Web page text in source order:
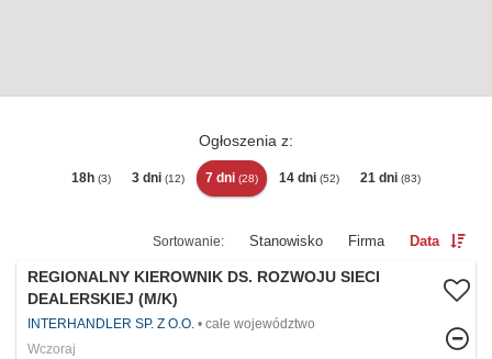
Ogłoszenia z:
18h (3) 3 dni (12) 7 dni (28) 14 dni (52) 21 dni (83)
Stanowisko Firma Data
REGIONALNY KIEROWNIK DS. ROZWOJU SIECI
DEALERSKIEJ (M/K)
INTERHANDLER SP. Z O.O.
całe województwo
Wczoraj